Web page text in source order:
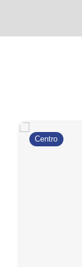
Centro